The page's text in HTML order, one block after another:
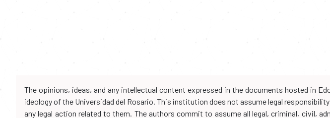
The opinions, ideas, and any intellectual content expressed in the documents hosted in
ideology of the Universidad del Rosario. This institution does not assume legal
any legal action related to them. The authors commit to assume all legal, criminal, civil,